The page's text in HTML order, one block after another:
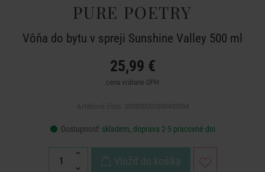
PURE POETRY
Vôňa do bytu v spreji Sunshine Valley 500 ml
25,99 €
cena vrátane DPH
Dostupnosť: skladem, doprava 2-5 pracovné dni
Vložiť do košíka